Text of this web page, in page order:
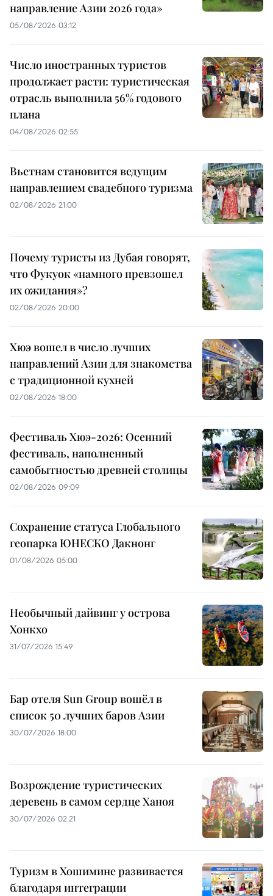
направление Азии 2026 года»
05/08/2026 03:12
Число иностранных туристов
продолжает расти: туристическая
отрасль выполнила 56% годового
плана
04/08/2026 02:55
Вьетнам становится ведущим
направлением свадебного туризма
02/08/2026 21:00
Почему туристы из Дубая говорят,
что Фукуок «намного превзошел
их ожидания»?
02/08/2026 20:00
Хюэ вошел в число лучших
направлений Азии для знакомства
с традиционной кухней
02/08/2026 18:00
Фестиваль Хюэ-2026: Осенний
фестиваль, наполненный
самобытностью древней столицы
02/08/2026 09:09
Сохранение статуса Глобального
геопарка ЮНЕСКО Дакнонг
01/08/2026 05:00
Необычный дайвинг у острова
Хонкхо
31/07/2026 15:49
Бар отеля Sun Group вошёл в
список 50 лучших баров Азии
30/07/2026 18:00
Возрождение туристических
деревень в самом сердце Ханоя
30/07/2026 02:21
Туризм в Хошимине развивается
благодаря интеграции